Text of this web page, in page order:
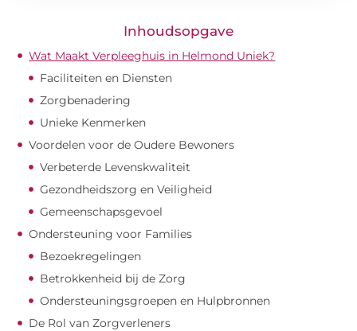
Inhoudsopgave
Wat Maakt Verpleeghuis in Helmond Uniek?
Faciliteiten en Diensten
Zorgbenadering
Unieke Kenmerken
Voordelen voor de Oudere Bewoners
Verbeterde Levenskwaliteit
Gezondheidszorg en Veiligheid
Gemeenschapsgevoel
Ondersteuning voor Families
Bezoekregelingen
Betrokkenheid bij de Zorg
Ondersteuningsgroepen en Hulpbronnen
De Rol van Zorgverleners